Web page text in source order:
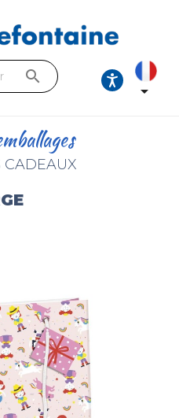
search

CADEAUX